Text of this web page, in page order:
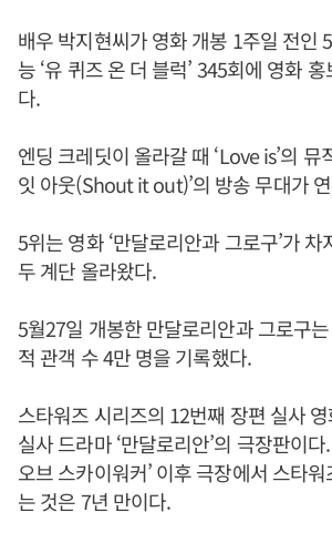
배우 박지현씨가 영화 개봉 1주일 전인
능 ‘유 퀴즈 온 더 블럭’ 345회에 영화
다.
엔딩 크레딧이 올라갈 때 ‘Love is’의 뮤
잇 아웃(Shout it out)’의 방송 무대가
5위는 영화 ‘만달로리안과 그로구’가
두 계단 올라왔다.
5월27일 개봉한 만달로리안과 그로구
적 관객 수 4만 명을 기록했다.
스타워즈 시리즈의 12번째 장편 실사
실사 드라마 ‘만달로리안’의 극장판이
오브 스카이워커’ 이후 극장에서 스타
는 것은 7년 만이다.